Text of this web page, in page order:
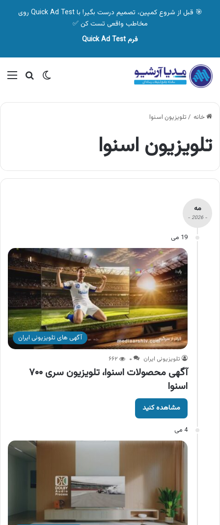
🎯 قبل از شروع کمپین، تصمیم درست بگیر! با Quick Ad Test روی
مخاطب واقعی تست کن ✅
فرم Quick Ad Test
تغییر پوسته
خانه / تلویزیون اسنوا
تلویزیون اسنوا
مه
- 2026 -
19 می
آگهی های تلویزیونی ایران
تلویزیونی ایران ۰ ۶۶۲
آگهی محصولات اسنوا، تلویزیون سری ۷۰۰
اسنوا
مشاهده کنید
4 می